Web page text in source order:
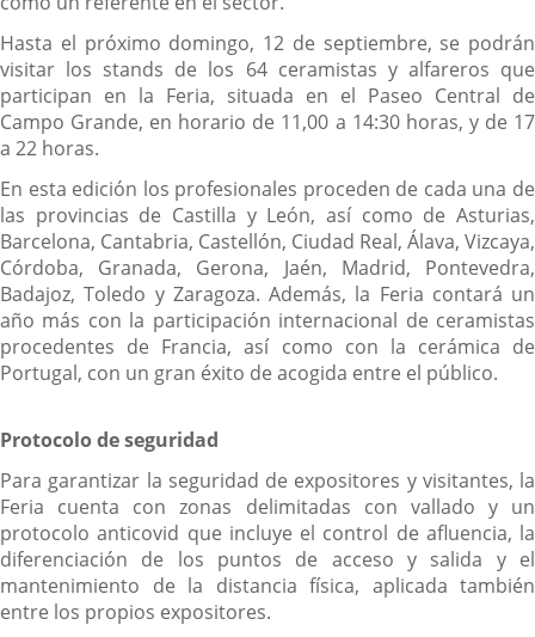
Hasta el próximo domingo, 12 de septiembre, se podrán
visitar los stands de los 64 ceramistas y alfareros que
participan en la Feria, situada en el Paseo Central de
Campo Grande, en horario de 11,00 a 14:30 horas, y de 17
a 22 horas.
En esta edición los profesionales proceden de cada una de
las provincias de Castilla y León, así como de Asturias,
Barcelona, Cantabria, Castellón, Ciudad Real, Álava, Vizcaya,
Córdoba, Granada, Gerona, Jaén, Madrid, Pontevedra,
Badajoz, Toledo y Zaragoza. Además, la Feria contará un
año más con la participación internacional de ceramistas
procedentes de Francia, así como con la cerámica de
Portugal, con un gran éxito de acogida entre el público.
Protocolo de seguridad
Para garantizar la seguridad de expositores y visitantes, la
Feria cuenta con zonas delimitadas con vallado y un
protocolo anticovid que incluye el control de afluencia, la
diferenciación de los puntos de acceso y salida y el
mantenimiento de la distancia física, aplicada también
entre los propios expositores.